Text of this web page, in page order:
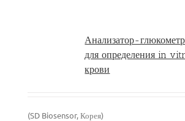
Анализатор-
для определения in
крови
(SD Biosensor, Корея)